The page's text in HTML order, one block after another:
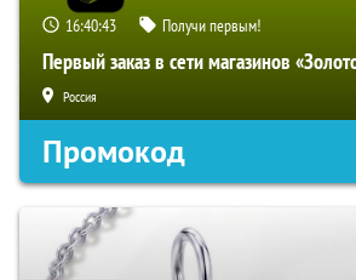
16:40:42 Получи первым!
Первый заказ в сети магазинов
Россия
Промокод